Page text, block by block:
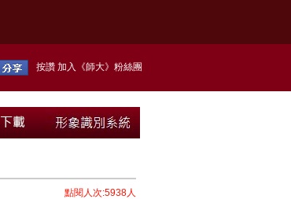
按讚 加入《師大》粉絲團
點閱人次:5938人